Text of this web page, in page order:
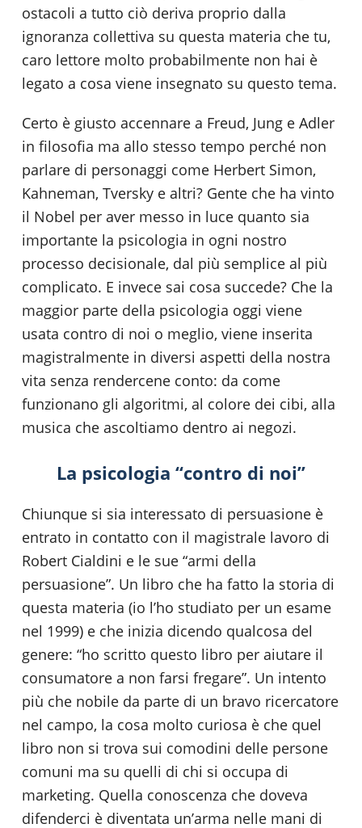
ostacoli a tutto ciò deriva proprio dalla
ignoranza collettiva su questa materia che tu,
caro lettore molto probabilmente non hai è
legato a cosa viene insegnato su questo tema.
Certo è giusto accennare a Freud, Jung e Adler
in filosofia ma allo stesso tempo perché non
parlare di personaggi come Herbert Simon,
Kahneman, Tversky e altri? Gente che ha vinto
il Nobel per aver messo in luce quanto sia
importante la psicologia in ogni nostro
processo decisionale, dal più semplice al più
complicato. E invece sai cosa succede? Che la
maggior parte della psicologia oggi viene
usata contro di noi o meglio, viene inserita
magistralmente in diversi aspetti della nostra
vita senza rendercene conto: da come
funzionano gli algoritmi, al colore dei cibi, alla
musica che ascoltiamo dentro ai negozi.
La psicologia “contro di noi”
Chiunque si sia interessato di persuasione è
entrato in contatto con il magistrale lavoro di
Robert Cialdini e le sue “armi della
persuasione”. Un libro che ha fatto la storia di
questa materia (io l’ho studiato per un esame
nel 1999) e che inizia dicendo qualcosa del
genere: “ho scritto questo libro per aiutare il
consumatore a non farsi fregare”. Un intento
più che nobile da parte di un bravo ricercatore
nel campo, la cosa molto curiosa è che quel
libro non si trova sui comodini delle persone
comuni ma su quelli di chi si occupa di
marketing. Quella conoscenza che doveva
difenderci è diventata un’arma nelle mani di